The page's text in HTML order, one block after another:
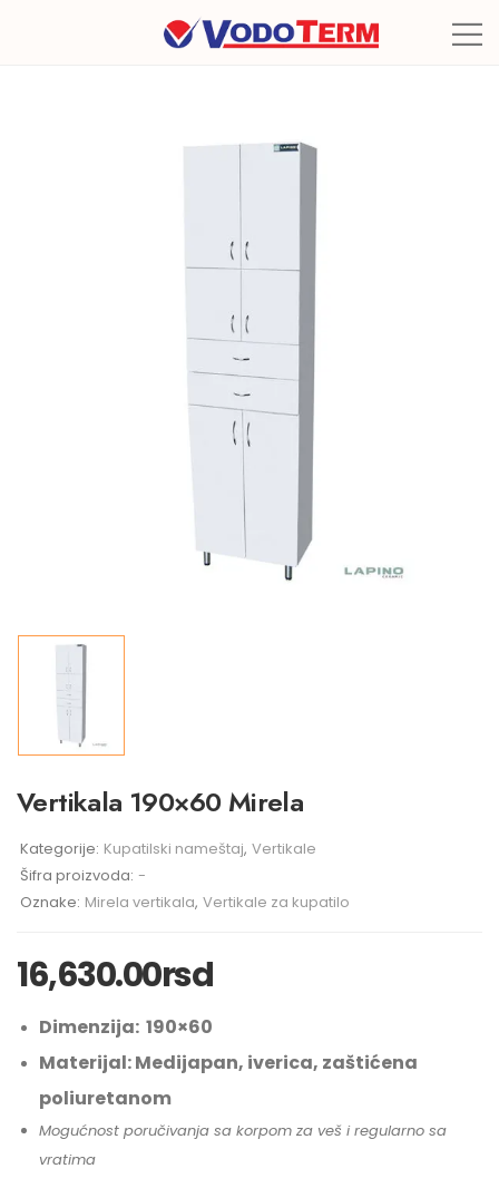
Vertikala 190×60 Mirela
Kategorije: Kupatilski nameštaj, Vertikale
Šifra proizvoda: -
Oznake: Mirela vertikala, Vertikale za kupatilo
16,630.00rsd
Dimenzija: 190×60
Materijal: Medijapan, iverica, zaštićena
poliuretanom
Mogućnost poručivanja sa korpom za veš i regularno sa
vratima